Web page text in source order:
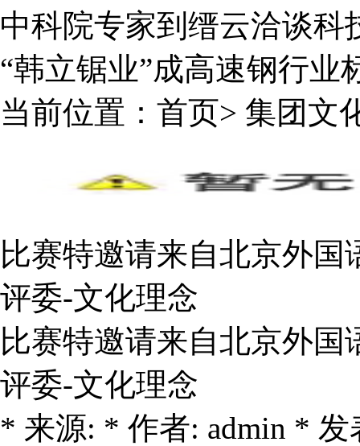
中科院专家到缙云洽谈科
“韩立锯业”成高速钢行业
当前位置： 首页> 集团文
比赛特邀请来自北京外
评委-文化理念
比赛特邀请来自北京外
评委-文化理念
* 来源: * 作者: admin * 发